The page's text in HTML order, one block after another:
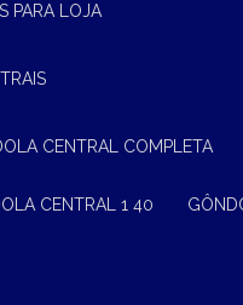
PARA LOJA
CENTRAL COMPLETA
CENTRAL 1 40